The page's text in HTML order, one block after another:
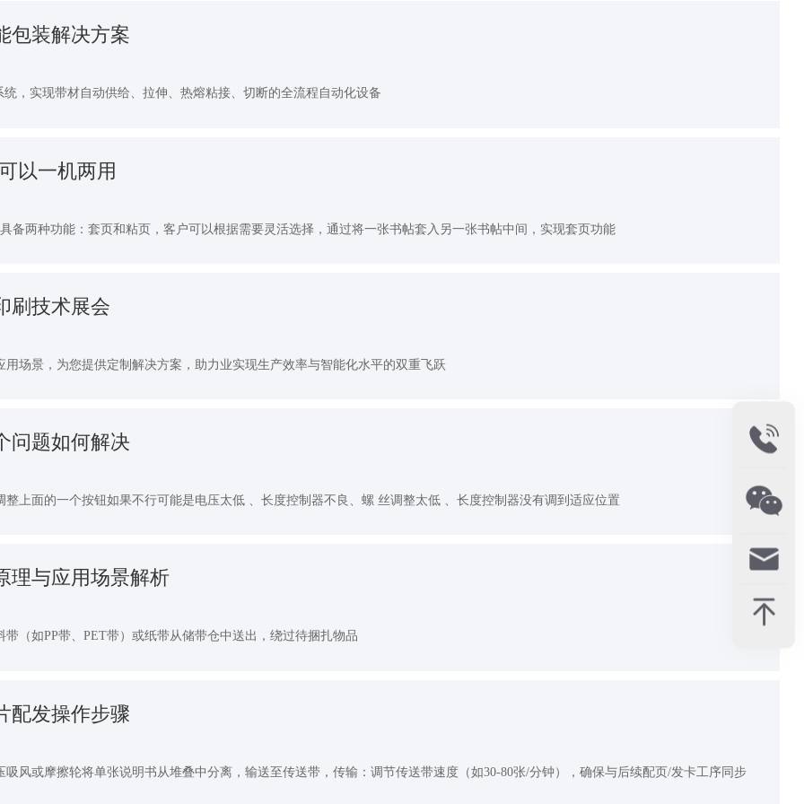
包装解决方案
，实现带材自动供给、拉伸、热熔粘接、切断的全流程自动化设备
以一机两用
备两种功能：套页和粘页，客户可以根据需要灵活选择，通过将一张书帖套入另一张书帖中间，实现套页功能
刷技术展会
场景，为您提供定制解决方案，助力业实现生产效率与智能化水平的双重飞跃
问题如何解决
上面的一个按钮如果不行可能是电压太低 、长度控制器不良、螺 丝调整太低 、长度控制器没有调到适应位置
理与应用场景解析
（如PP带、PET带）或纸带从储带仓中送出，绕过待捆扎物品
配发操作步骤
风或摩擦轮将单张说明书从堆叠中分离，输送至传送带，传输：调节传送带速度（如30-80张/分钟），确保与后续配页/发卡工序同步